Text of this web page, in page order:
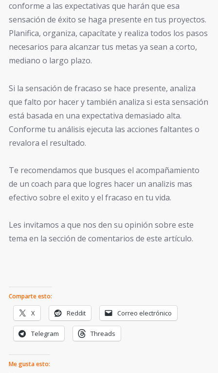
conforme a las expectativas que harán que esa
sensación de éxito se haga presente en tus proyectos.
Planifica, organiza, capacítate y realiza todos los pasos
necesarios para alcanzar tus metas ya sean a corto,
mediano o largo plazo.
Si la sensación de fracaso se hace presente, analiza
que falto por hacer y también analiza si esta sensación
está basada en una expectativa demasiado alta.
Conforme tu análisis ejecuta las acciones faltantes o
revalora el resultado.
Te recomendamos que busques el acompañamiento
de un coach para que logres hacer un analizis mas
efectivo sobre el exito y el fracaso en tu vida.
Les invitamos a que nos den su opinión sobre este
tema en la sección de comentarios de este artículo.
Comparte esto:
X Reddit Correo electrónico
Telegram Threads
Me gusta esto: